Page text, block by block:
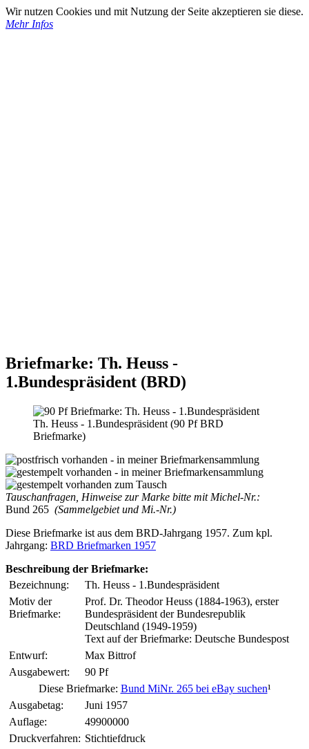
Wir nutzen Cookies und mit Nutzung der Seite akzeptieren sie diese.
Mehr Infos
Briefmarke: Th. Heuss -
1.Bundespräsident (BRD)
Th. Heuss - 1.Bundespräsident (90 Pf BRD
Briefmarke)
Tauschanfragen, Hinweise zur Marke bitte mit Michel-Nr.:
Bund 265 (Sammelgebiet und Mi.-Nr.)
Diese Briefmarke ist aus dem BRD-Jahrgang 1957. Zum kpl.
Jahrgang: BRD Briefmarken 1957
Beschreibung der Briefmarke:
Bezeichnung:
Th. Heuss - 1.Bundespräsident
Motiv der
Briefmarke:
Prof. Dr. Theodor Heuss (1884-1963), erster
Bundespräsident der Bundesrepublik
Deutschland (1949-1959)
Text auf der Briefmarke: Deutsche Bundespost
Entwurf:
Max Bittrof
Ausgabewert:
90 Pf
Diese Briefmarke: Bund MiNr. 265 bei eBay suchen¹
Ausgabetag:
Juni 1957
Auflage:
49900000
Druckverfahren: Stichtiefdruck